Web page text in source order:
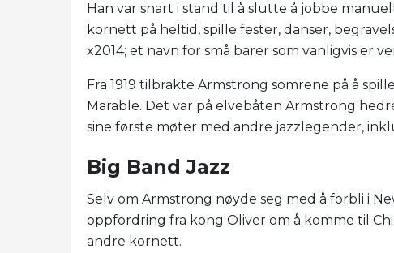
Han var snart i stand til å slutte å jobbe
kornett på heltid, spille fester, danser,
x2014; et navn for små barer som vanligvis er
Fra 1919 tilbrakte Armstrong somrene på å
Marable. Det var på elvebåten Armstrong
sine første møter med andre jazzlegender,
Big Band Jazz
Selv om Armstrong nøyde seg med å forbli i
oppfordring fra kong Oliver om å komme til
andre kornett.